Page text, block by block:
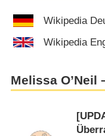
Wikipedia
Wikipedia
Melissa O’Neil